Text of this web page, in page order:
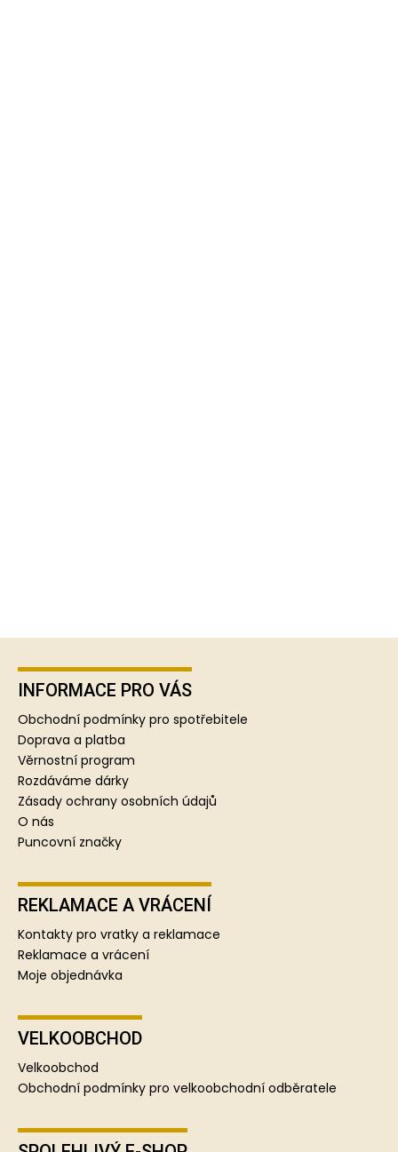
INFORMACE PRO VÁS
Obchodní podmínky pro spotřebitele
Doprava a platba
Věrnostní program
Rozdáváme dárky
Zásady ochrany osobních údajů
O nás
Puncovní značky
REKLAMACE A VRÁCENÍ
Kontakty pro vratky a reklamace
Reklamace a vrácení
Moje objednávka
VELKOOBCHOD
Velkoobchod
Obchodní podmínky pro velkoobchodní odběratele